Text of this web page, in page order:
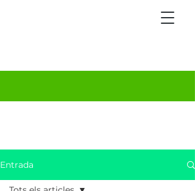
Entrada